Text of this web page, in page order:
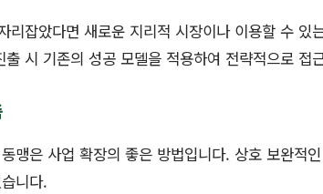
리잡았다면 새로운 지리적 시장이나 이용할 수 있
시 기존의 성공 모델을 적용하여 전략적으로 접
맹은 사업 확장의 좋은 방법입니다. 상호 보완적
니다.